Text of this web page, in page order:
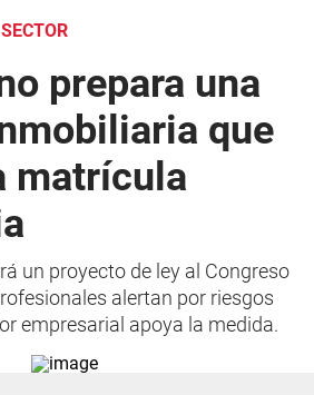
prepara una
que
matrícula
un proyecto de ley al Congreso
alertan por riesgos
empresarial apoya la medida.